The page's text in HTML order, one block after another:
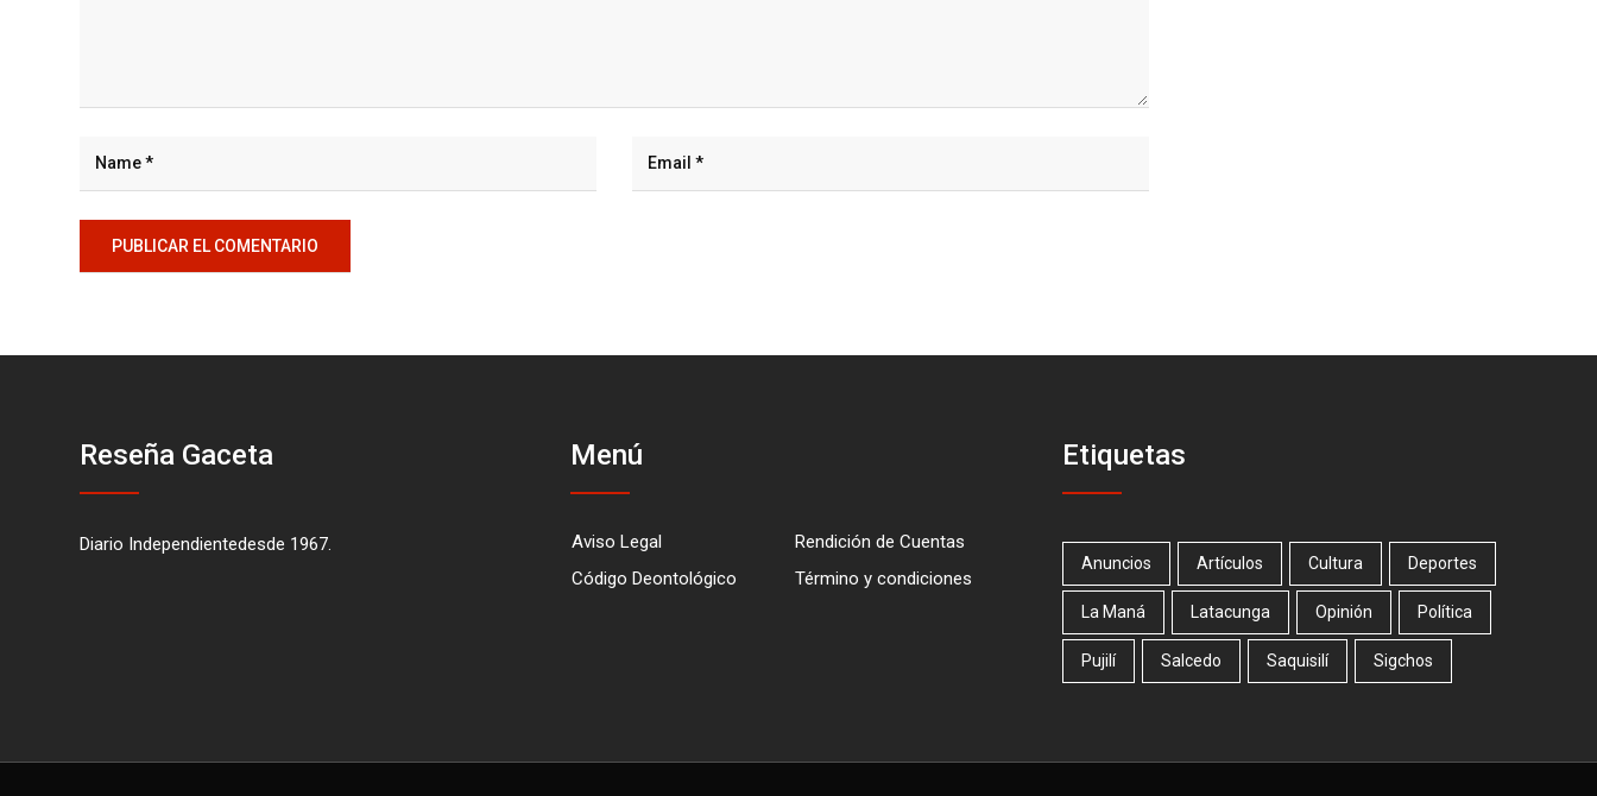
Reseña Gaceta
Diario Independientedesde 1967.
Menú
Aviso Legal
Rendición de Cuentas
Código Deontológico
Término y condiciones
Etiquetas
Anuncios Artículos Cultura Deportes
La Maná Latacunga Opinión Política
Pujilí Salcedo Saquisilí Sigchos